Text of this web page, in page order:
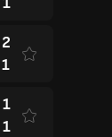
2
1
1
1